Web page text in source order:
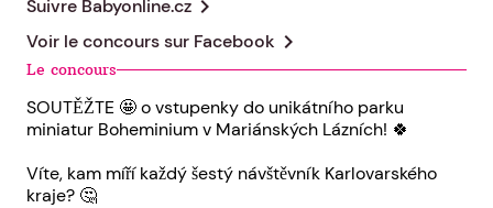
Suivre Babyonline.cz chevron_right
Voir le concours sur Facebook chevron_right
Le concours
SOUTĚŽTE 🤩 o vstupenky do unikátního parku
miniatur Boheminium v Mariánských Lázních! 🍀
Víte, kam míří každý šestý návštěvník Karlovarského
kraje? 🤔